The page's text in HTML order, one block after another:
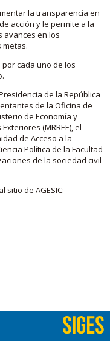
la transparencia en
acción y le permite a la
avances en los
metas.
cada uno de los
de la República
de la Oficina de
de Economía y
(MRREE), el
de Acceso a la
Política de la Facultad
de la sociedad civil
de AGESIC: